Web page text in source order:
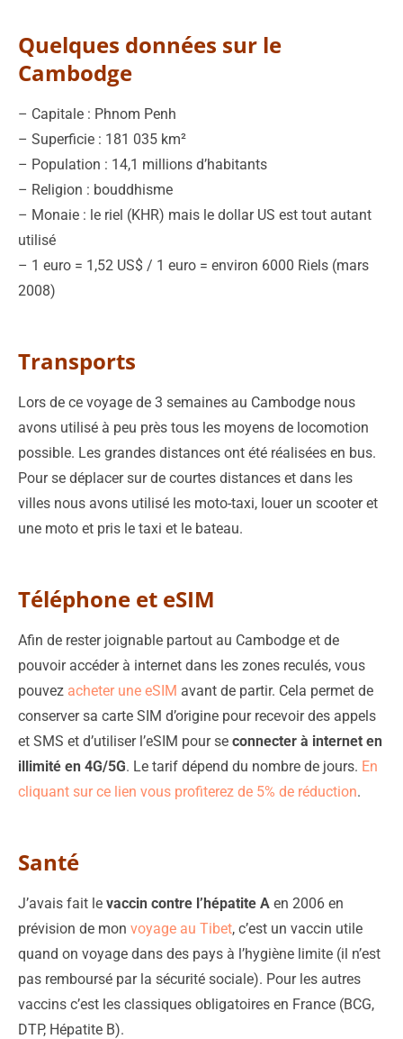
Quelques données sur le
Cambodge
– Capitale : Phnom Penh
– Superficie : 181 035 km²
– Population : 14,1 millions d’habitants
– Religion : bouddhisme
– Monaie : le riel (KHR) mais le dollar US est tout autant
utilisé
– 1 euro = 1,52 US$ / 1 euro = environ 6000 Riels (mars
2008)
Transports
Lors de ce voyage de 3 semaines au Cambodge nous
avons utilisé à peu près tous les moyens de locomotion
possible. Les grandes distances ont été réalisées en bus.
Pour se déplacer sur de courtes distances et dans les
villes nous avons utilisé les moto-taxi, louer un scooter et
une moto et pris le taxi et le bateau.
Téléphone et eSIM
Afin de rester joignable partout au Cambodge et de
pouvoir accéder à internet dans les zones reculés, vous
pouvez acheter une eSIM avant de partir. Cela permet de
conserver sa carte SIM d’origine pour recevoir des appels
et SMS et d’utiliser l’eSIM pour se connecter à internet en
illimité en 4G/5G. Le tarif dépend du nombre de jours. En
cliquant sur ce lien vous profiterez de 5% de réduction.
Santé
J’avais fait le vaccin contre l’hépatite A en 2006 en
prévision de mon voyage au Tibet, c’est un vaccin utile
quand on voyage dans des pays à l’hygiène limite (il n’est
pas remboursé par la sécurité sociale). Pour les autres
vaccins c’est les classiques obligatoires en France (BCG,
DTP, Hépatite B).